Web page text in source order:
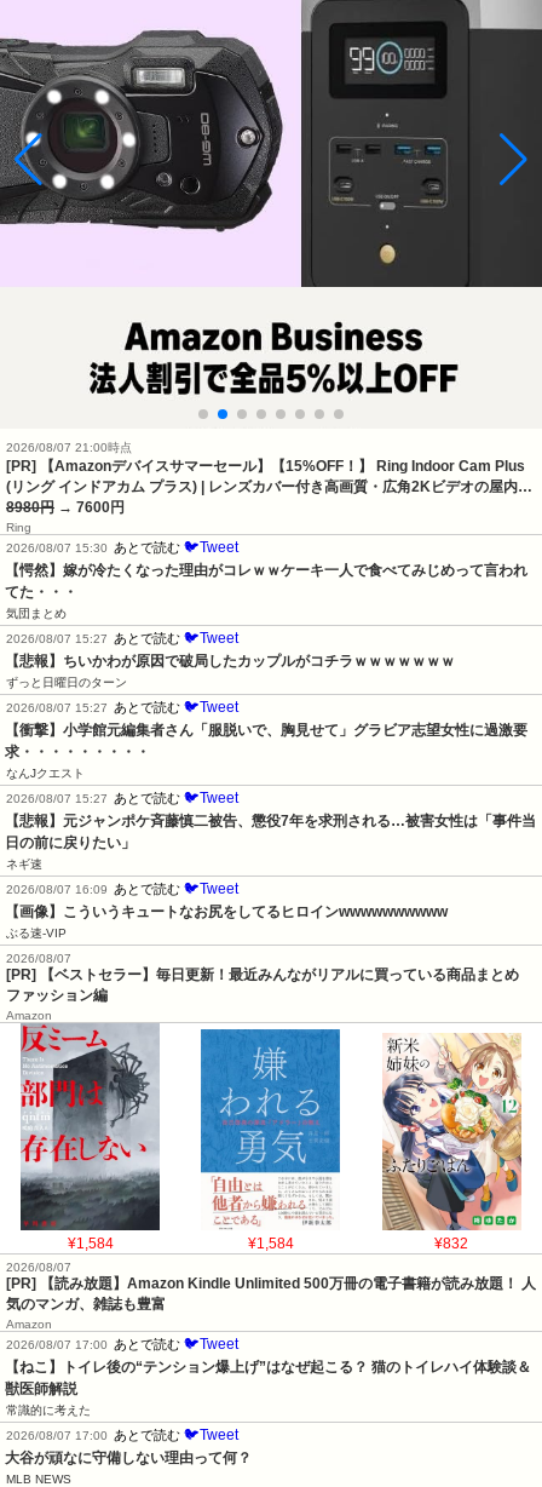
2026/08/07 21:00時点
[PR] 【Amazonデバイスサマーセール】【15%OFF！】 Ring Indoor Cam Plus
(リング インドアカム プラス) | レンズカバー付き高画質・広角2Kビデオの屋内…
8980円 → 7600円
Ring
2026/08/07 15:30
あとで読む 🐦Tweet
【愕然】嫁が冷たくなった理由がコレｗｗケーキ一人で食べてみじめって言われ
てた・・・
気団まとめ
2026/08/07 15:27
あとで読む 🐦Tweet
【悲報】ちいかわが原因で破局したカップルがコチラｗｗｗｗｗｗｗ
ずっと日曜日のターン
2026/08/07 15:27
あとで読む 🐦Tweet
【衝撃】小学館元編集者さん「服脱いで、胸見せて」グラビア志望女性に過激要
求・・・・・・・・・
なんJクエスト
2026/08/07 15:27
あとで読む 🐦Tweet
【悲報】元ジャンポケ斉藤慎二被告、懲役7年を求刑される…被害女性は「事件当
日の前に戻りたい」
ネギ速
2026/08/07 16:09
あとで読む 🐦Tweet
【画像】こういうキュートなお尻をしてるヒロインwwwwwwwwww
ぶる速-VIP
2026/08/07
[PR] 【ベストセラー】毎日更新！最近みんながリアルに買っている商品まとめ
ファッション編
Amazon
¥1,584 ¥1,584 ¥832
2026/08/07
[PR] 【読み放題】Amazon Kindle Unlimited 500万冊の電子書籍が読み放題！ 人
気のマンガ、雑誌も豊富
Amazon
2026/08/07 17:00
あとで読む 🐦Tweet
【ねこ】トイレ後の“テンション爆上げ”はなぜ起こる？ 猫のトイレハイ体験談＆
獣医師解説
常識的に考えた
2026/08/07 17:00
あとで読む 🐦Tweet
大谷が頑なに守備しない理由って何？
MLB NEWS